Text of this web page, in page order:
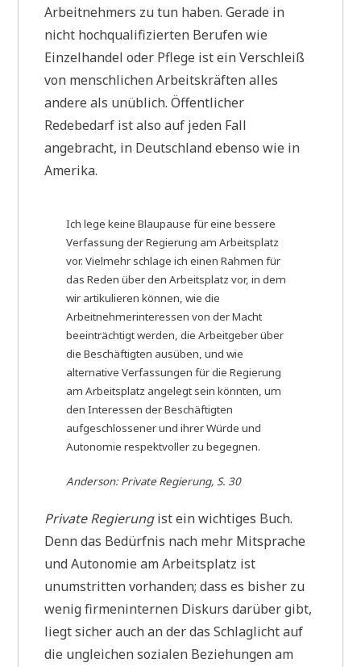
Arbeitnehmers zu tun haben. Gerade in
nicht hochqualifizierten Berufen wie
Einzelhandel oder Pflege ist ein Verschleiß
von menschlichen Arbeitskräften alles
andere als unüblich. Öffentlicher
Redebedarf ist also auf jeden Fall
angebracht, in Deutschland ebenso wie in
Amerika.
Ich lege keine Blaupause für eine bessere
Verfassung der Regierung am Arbeitsplatz
vor. Vielmehr schlage ich einen Rahmen für
das Reden über den Arbeitsplatz vor, in dem
wir artikulieren können, wie die
Arbeitnehmerinteressen von der Macht
beeinträchtigt werden, die Arbeitgeber über
die Beschäftigten ausüben, und wie
alternative Verfassungen für die Regierung
am Arbeitsplatz angelegt sein könnten, um
den Interessen der Beschäftigten
aufgeschlossener und ihrer Würde und
Autonomie respektvoller zu begegnen.
Anderson:Private Regierung, S. 30
Private Regierungist ein wichtiges Buch.
Denn das Bedürfnis nach mehr Mitsprache
und Autonomie am Arbeitsplatz ist
unumstritten vorhanden; dass es bisher zu
wenig firmeninternen Diskurs darüber gibt,
liegt sicher auch an der das Schlaglicht auf
die ungleichen sozialen Beziehungen am